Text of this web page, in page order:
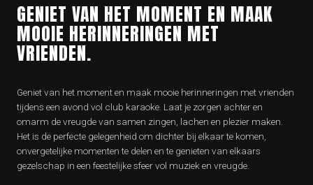
GENIET VAN HET MOMENT EN MAAK
MOOIE HERINNERINGEN MET
VRIENDEN.
Geniet van het moment en maak mooie herinneringen met vrienden
tijdens een avond vol club karaoke. Laat je zorgen achter en
omarm de vreugde van samen zingen, lachen en plezier maken.
Het is de perfecte gelegenheid om dichter bij elkaar te komen,
onvergetelijke momenten te delen en te genieten van elkaars
gezelschap in een feestelijke sfeer vol muziek en vreugde.